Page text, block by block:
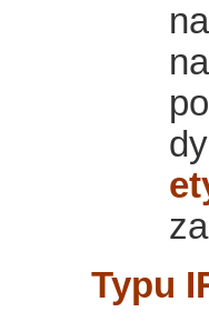
Typu